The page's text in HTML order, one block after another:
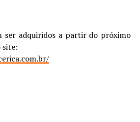
ser adquiridos a partir do próximo